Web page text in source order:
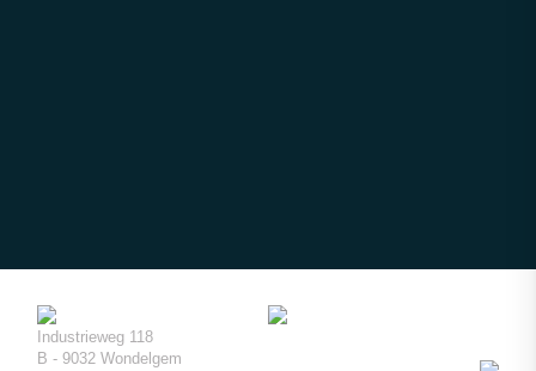
Industrieweg 118
B - 9032 Wondelgem